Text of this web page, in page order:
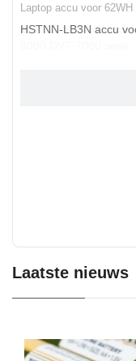
Laptop accu voor
HSTNN-LB3N accu
Laatste nieuws